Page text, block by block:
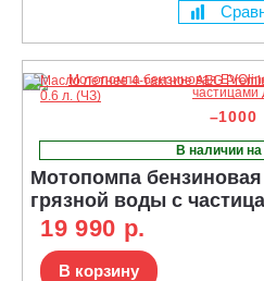
–1000
В наличии
Мотопомпа
грязной воды с
19 990 р.
В корзину